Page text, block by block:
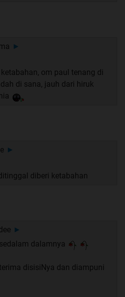
►
om paul tenang di
di sana, jauh dari hiruk
►
diberi ketabahan
►
dalamnya
disisiNya dan diampuni